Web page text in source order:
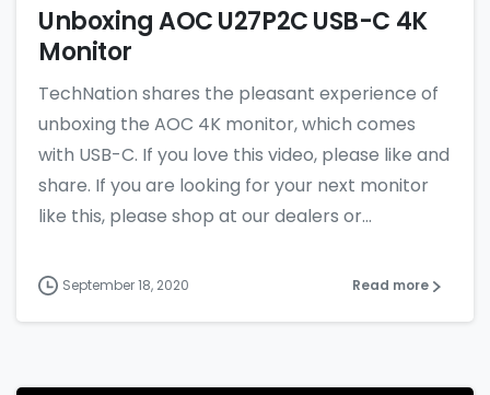
Unboxing AOC U27P2C USB-C 4K
Monitor
TechNation shares the pleasant experience of
unboxing the AOC 4K monitor, which comes
with USB-C. If you love this video, please like and
share. If you are looking for your next monitor
like this, please shop at our dealers or...
September 18, 2020 Read more